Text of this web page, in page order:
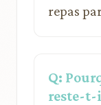
repas
Q:
reste-t-